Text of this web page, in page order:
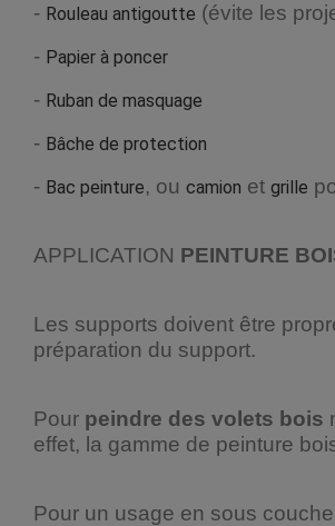
- Rouleau antigoutte (évite les
- Papier à poncer
- Ruban de masquage
- Bâche de protection
- Bac peinture, ou camion et grille
APPLICATION PEINTURE
Les supports doivent être
préparation du support.
Pour peindre des volets bois
effet, la gamme de peinture
Pour un usage en sous